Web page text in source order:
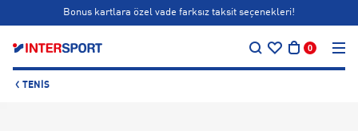
Bonus kartlara özel vade farksız taksit seçenekleri!
0
TENIS